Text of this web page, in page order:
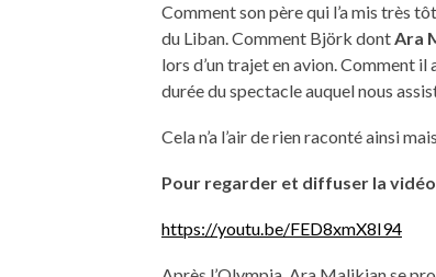
Comment son père qui l’a mis très
du Liban. Comment Björk dontAra
lors d’un trajet en avion. Comment
durée du spectacle auquel nous
Cela n’a l’air de rien raconté ainsi mais
Pour regarder et diffuser la vidéo
https://youtu.be/FED8xmX8I94